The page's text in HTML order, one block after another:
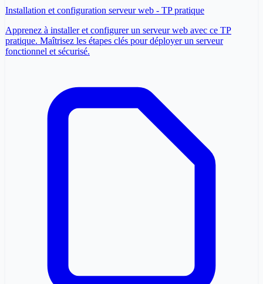
Installation et configuration serveur web - TP pratique
Apprenez à installer et configurer un serveur web avec ce TP
pratique. Maîtrisez les étapes clés pour déployer un serveur
fonctionnel et sécurisé.